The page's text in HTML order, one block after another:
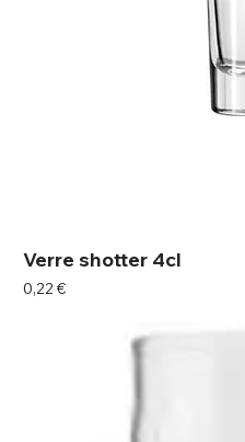
Verre shotter 4cl
Prix
0,22 €